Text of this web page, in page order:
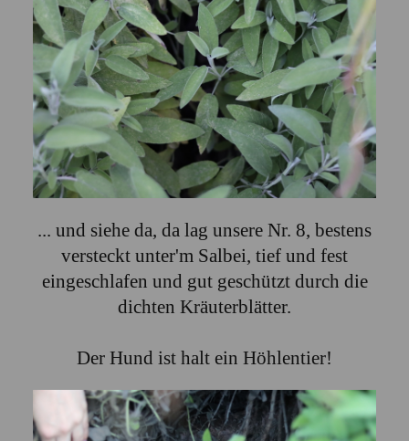
... und siehe da, da lag unsere Nr. 8, bestens
versteckt unter'm Salbei, tief und fest
eingeschlafen und gut geschützt durch die
dichten Kräuterblätter.
Der Hund ist halt ein Höhlentier!